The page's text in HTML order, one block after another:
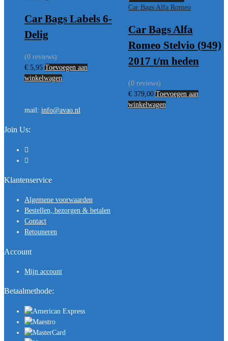
Car Bags Labels 6-
Delig
(0 reviews)
€ 5,95 Toevoegen aan
winkelwagen
Car Bags Alfa Romeo
Car Bags Alfa
Romeo Stelvio (949)
2017 t/m heden
(0 reviews)
€379,00 Toevoegen aan
winkelwagen
mail: info@avao.nl
Join Us:
Klantenservice
Algemene voorwaarden
Bestellen, bezorgen & betalen
Contact
Retouneren
Account
Mijn account
Betaalmethode: